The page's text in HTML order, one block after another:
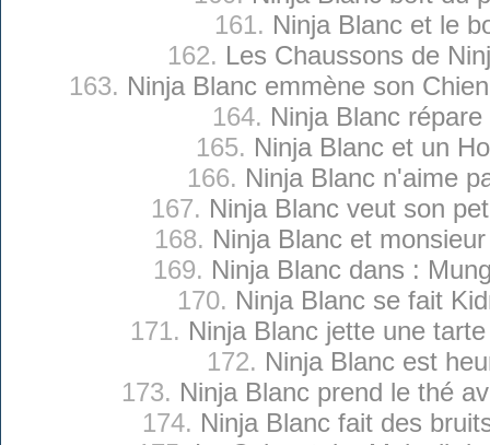
161. Ninja Blanc et le
162. Les Chaussons de
163. Ninja Blanc emmène son
164. Ninja Blanc
165. Ninja Blanc et un
166. Ninja Blanc n'aime
167. Ninja Blanc veut son
168. Ninja Blanc et
169. Ninja Blanc dans :
170. Ninja Blanc se fait
171. Ninja Blanc jette une
172. Ninja Blanc est
173. Ninja Blanc prend le thé
174. Ninja Blanc fait des